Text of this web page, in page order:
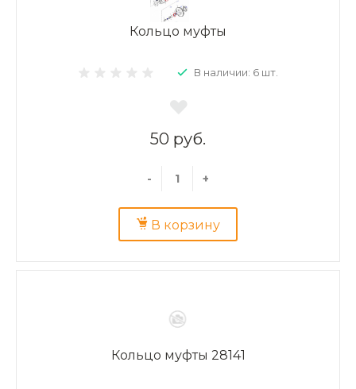
Кольцо муфты
В наличии: 6 шт.
50 руб.
- +
В корзину
Кольцо муфты 28141